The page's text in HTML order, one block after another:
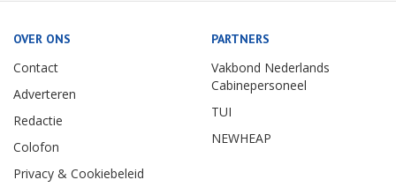
OVER ONS
Contact
Adverteren
Redactie
Colofon
Privacy & Cookiebeleid
PARTNERS
Vakbond Nederlands
Cabinepersoneel
TUI
NEWHEAP